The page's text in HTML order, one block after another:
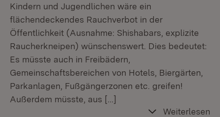
Kindern und Jugendlichen wäre ein
flächendeckendes Rauchverbot in der
Öffentlichkeit (Ausnahme: Shishabars, explizite
Raucherkneipen) wünschenswert. Dies bedeutet:
Es müsste auch in Freibädern,
Gemeinschaftsbereichen von Hotels, Biergärten,
Parkanlagen, Fußgängerzonen etc. greifen!
Außerdem müsste, aus […]
Weiterlesen